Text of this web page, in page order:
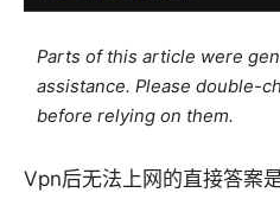
Parts of this article were
assistance. Please double-
before relying on them.
Vpn后无法上网的直接答案